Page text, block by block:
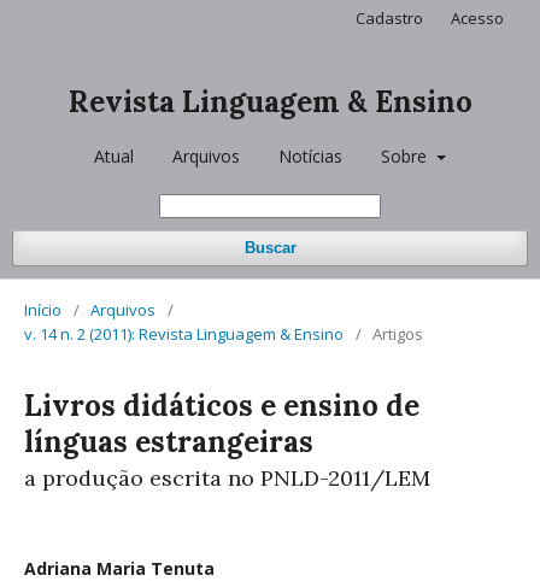
Revista Linguagem & Ensino
Atual Arquivos Notícias Sobre
Buscar
Cadastro Acesso
Início / Arquivos
/
v. 14 n. 2 (2011): Revista Linguagem & Ensino
/ Artigos
Livros didáticos e ensino de
línguas estrangeiras
a produção escrita no PNLD-2011/LEM
Adriana Maria Tenuta